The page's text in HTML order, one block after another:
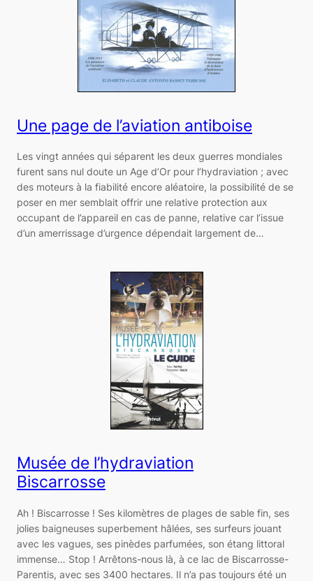
Une page de l’aviation antiboise
Les vingt années qui séparent les deux guerres mondiales
furent sans nul doute un Age d’Or pour l’hydraviation ; avec
des moteurs à la fiabilité encore aléatoire, la possibilité de se
poser en mer semblait offrir une relative protection aux
occupant de l’appareil en cas de panne, relative car l’issue
d’un amerrissage d’urgence dépendait largement de…
Musée de l’hydraviation
Biscarrosse
Ah ! Biscarrosse ! Ses kilomètres de plages de sable fin, ses
jolies baigneuses superbement hâlées, ses surfeurs jouant
avec les vagues, ses pinèdes parfumées, son étang littoral
immense… Stop ! Arrêtons-nous là, à ce lac de Biscarrosse-
Parentis, avec ses 3400 hectares. Il n’a pas toujours été un